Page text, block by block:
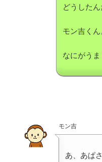
どうしたん
モン吉くん
なにがう
モン吉
あ、あぱさ